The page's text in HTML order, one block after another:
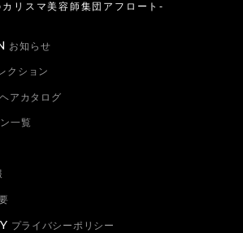
リスマ美容師集団アフロート-
お知らせ
クション
ヘアカタログ
一覧
プライバシーポリシー